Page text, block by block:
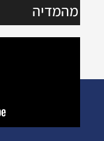
מהמדיה